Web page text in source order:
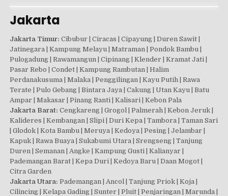
Jakarta
Jakarta Timur: Cibubur | Ciracas | Cipayung | Duren Sawit |
Jatinegara | Kampung Melayu | Matraman | Pondok Bambu |
Pulogadung | Rawamangun | Cipinang | Klender | Kramat Jati |
Pasar Rebo | Condet | Kampung Rambutan | Halim
Perdanakusuma | Malaka | Penggilingan | Kayu Putih | Rawa
Terate | Pulo Gebang | Bintara Jaya | Cakung | Utan Kayu | Batu
Ampar | Makasar | Pinang Ranti | Kalisari | Kebon Pala
Jakarta Barat: Cengkareng | Grogol | Palmerah | Kebon Jeruk |
Kalideres | Kembangan | Slipi | Duri Kepa | Tambora | Taman Sari
| Glodok | Kota Bambu | Meruya | Kedoya | Pesing | Jelambar |
Kapuk | Rawa Buaya | Sukabumi Utara | Srengseng | Tanjung
Duren | Semanan | Angke | Kampung Gusti | Kalianyar |
Pademangan Barat | Kepa Duri | Kedoya Baru | Daan Mogot |
Citra Garden
Jakarta Utara: Pademangan | Ancol | Tanjung Priok | Koja |
Cilincing | Kelapa Gading | Sunter | Pluit | Penjaringan | Marunda |